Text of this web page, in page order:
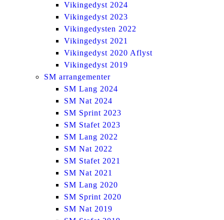
Vikingedyst 2024
Vikingedyst 2023
Vikingedysten 2022
Vikingedyst 2021
Vikingedyst 2020 Aflyst
Vikingedyst 2019
SM arrangementer
SM Lang 2024
SM Nat 2024
SM Sprint 2023
SM Stafet 2023
SM Lang 2022
SM Nat 2022
SM Stafet 2021
SM Nat 2021
SM Lang 2020
SM Sprint 2020
SM Nat 2019